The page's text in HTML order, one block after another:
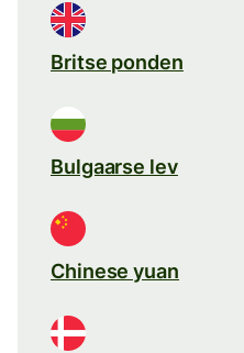
Britse ponden
Bulgaarse lev
Chinese yuan